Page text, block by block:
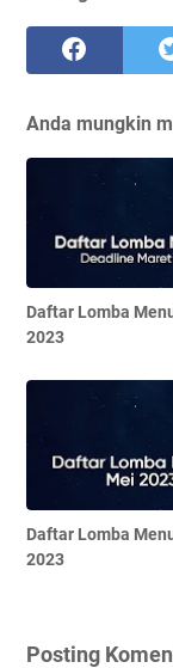
Anda mungkin
Daftar Lomba
2023
Daftar Lomba
2023
Posting